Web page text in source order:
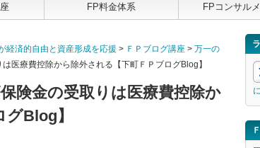
FP料金体系 FPコンサル
経済的自由と資産形成を応援 > ＦＰブログ講座 > 万一の
医療費控除から除外される【下町ＦＰブログBlog】
険金の受取りは医療費控除か
Blog】